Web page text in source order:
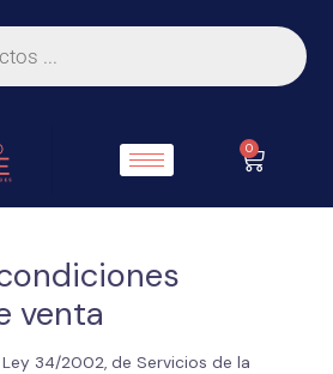
0
Carrito
venta
34/2002, de Servicios de la